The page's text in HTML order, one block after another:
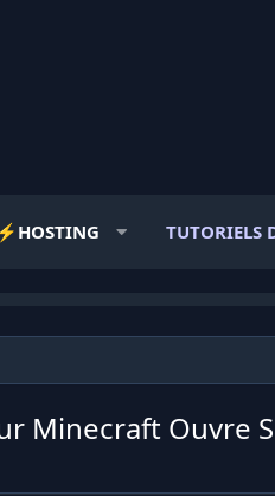
⚡️HOSTING TUTORIELS
Minecraft Ouvre